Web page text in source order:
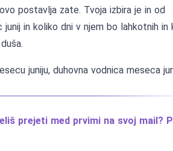
postavlja zate. Tvoja izbira je in od
in koliko dni v njem bo lahkotnih in
juniju, duhovna vodnica meseca
prejeti med prvimi na svoj mail?